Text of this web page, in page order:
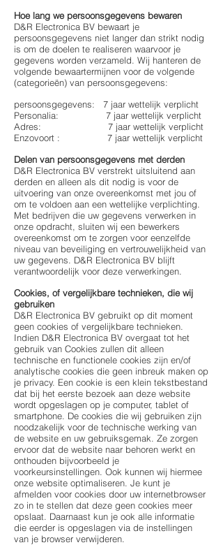
Hoe lang we persoonsgegevens bewaren
D&R Electronica BV bewaart je
persoonsgegevens niet langer dan strikt nodig
is om de doelen te realiseren waarvoor je
gegevens worden verzameld. Wij hanteren de
volgende bewaartermijnen voor de volgende
(categorieën) van persoonsgegevens:
persoonsgegevens: 7 jaar wettelijk verplicht
Personalia: 7 jaar wettelijk verplicht
Adres: 7 jaar wettelijk verplicht
Enzovoort : 7 jaar wettelijk verplicht
Delen van persoonsgegevens met derden
D&R Electronica BV verstrekt uitsluitend aan
derden en alleen als dit nodig is voor de
uitvoering van onze overeenkomst met jou of
om te voldoen aan een wettelijke verplichting.
Met bedrijven die uw gegevens verwerken in
onze opdracht, sluiten wij een bewerkers
overeenkomst om te zorgen voor eenzelfde
niveau van beveiliging en vertrouwelijkheid van
uw gegevens. D&R Electronica BV blijft
verantwoordelijk voor deze verwerkingen.
Cookies, of vergelijkbare technieken, die wij
gebruiken
D&R Electronica BV gebruikt op dit moment
geen cookies of vergelijkbare technieken.
Indien D&R Electronica BV overgaat tot het
gebruik van Cookies zullen dit alleen
technische en functionele cookies zijn en/of
analytische cookies die geen inbreuk maken op
je privacy. Een cookie is een klein tekstbestand
dat bij het eerste bezoek aan deze website
wordt opgeslagen op je computer, tablet of
smartphone. De cookies die wij gebruiken zijn
noodzakelijk voor de technische werking van
de website en uw gebruiksgemak. Ze zorgen
ervoor dat de website naar behoren werkt en
onthouden bijvoorbeeld je
voorkeursinstellingen. Ook kunnen wij hiermee
onze website optimaliseren. Je kunt je
afmelden voor cookies door uw internetbrowser
zo in te stellen dat deze geen cookies meer
opslaat. Daarnaast kun je ook alle informatie
die eerder is opgeslagen via de instellingen
van je browser verwijderen.